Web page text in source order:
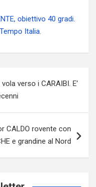
obiettivo 40 gradi.
Tempo Italia.
verso i CARAIBI. E’
CALDO rovente con
e grandine al Nord